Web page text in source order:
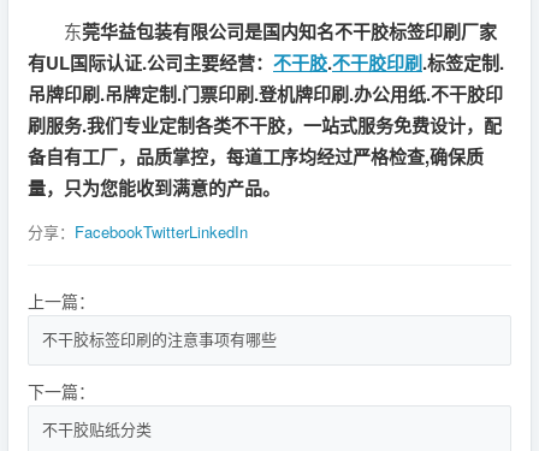
东莞华益包装有限公司是国内知名不干胶标签印刷厂家
有UL国际认证.公司主要经营： 不干胶.不干胶印刷.标签定制.
吊牌印刷.吊牌定制.门票印刷.登机牌印刷.办公用纸.不干胶印
刷服务.我们专业定制各类不干胶，一站式服务免费设计，配
备自有工厂，品质掌控，每道工序均经过严格检查,确保质
量，只为您能收到满意的产品。
分享： FacebookTwitterLinkedIn
上一篇：
不干胶标签印刷的注意事项有哪些
下一篇：
不干胶贴纸分类